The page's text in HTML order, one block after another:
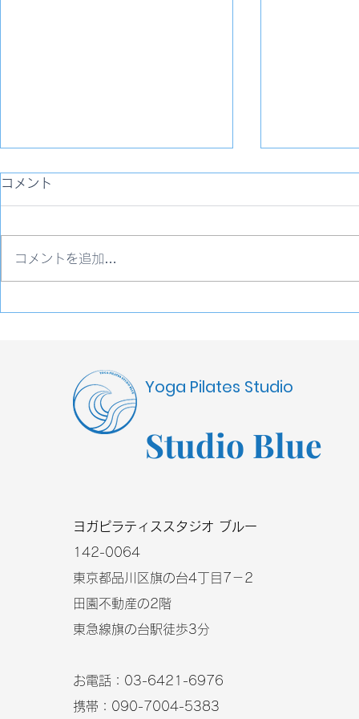
地球を癒すワンアクションを
発声・伝え
コメント
コメントを追加…
Yoga Pilates Studio
Studio Blue
​ヨガピラティススタジオ ブルー
​142-0064
東京都品川区旗の台4丁目7－2
田園不動産の2階
東急線旗の台駅徒歩3分
お電話：03-6421-6976
携帯：090-7004-5383